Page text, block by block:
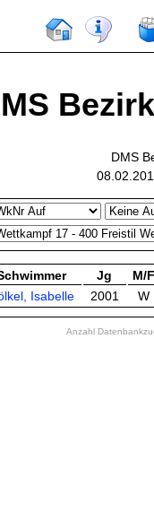
DMS
Jg
M/F
Isabelle 2001 W
Anzahl